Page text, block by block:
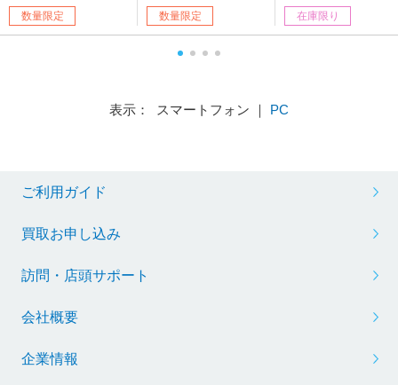
数量限定 数量限定 在庫限り
表示： スマートフォン ｜ PC
ご利用ガイド
買取お申し込み
訪問・店頭サポート
会社概要
企業情報